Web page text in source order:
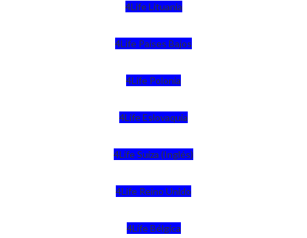
4Life Lituania
4Life Paises Bajos
4Life Polonia
4Life Eslovaquia
4Life Suiza (Inglés)
4Life Reino Unido
4Life Bélgica